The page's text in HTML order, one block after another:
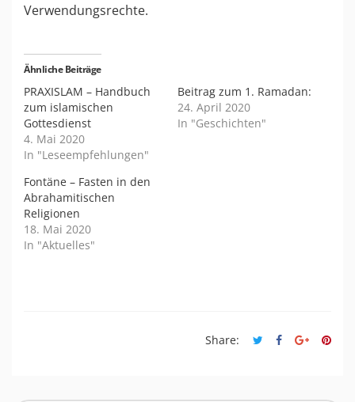
Verwendungsrechte.
Ähnliche Beiträge
PRAXISLAM – Handbuch
zum islamischen
Gottesdienst
4. Mai 2020
In "Leseempfehlungen"
Beitrag zum 1. Ramadan:
24. April 2020
In "Geschichten"
Fontäne – Fasten in den
Abrahamitischen
Religionen
18. Mai 2020
In "Aktuelles"
Share: